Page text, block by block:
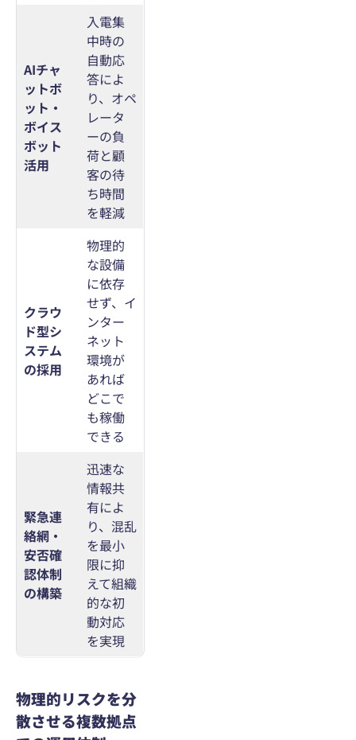
AIチャ
ットボ
ット・
ボイス
ボット
活用
入電集
中時の
自動応
答によ
り、オペ
レータ
ーの負
荷と顧
客の待
ち時間
を軽減
クラウ
ド型シ
ステム
の採用
物理的
な設備
に依存
せず、イ
ンター
ネット
環境が
あれば
どこで
も稼働
できる
緊急連
絡網・
安否確
認体制
の構築
迅速な
情報共
有によ
り、混乱
を最小
限に抑
えて組織
的な初
動対応
を実現
物理的リスクを分
散させる複数拠点